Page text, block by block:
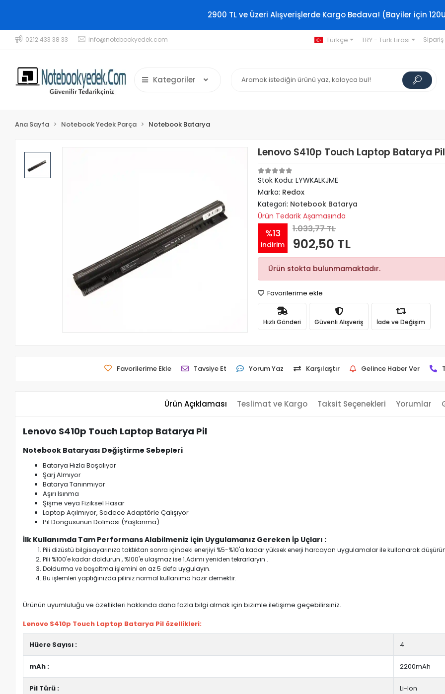
2900 TL ve Üzeri Alışverişlerde Kargo Bedava! (Bayiler için
0212 433 38 33 info@notebookyedek.com Türkçe TRY - Türk Lirası
Kategoriler
Ana Sayfa Notebook Yedek Parça Notebook Batarya
Lenovo S410p Touch Laptop Batarya Pil
Stok Kodu: LYWKALKJME
Marka: Redox
Kategori: Notebook Batarya
Ürün Tedarik Aşamasında
%13
indirim
1.033,77 TL
902,50 TL
Ürün stokta bulunmamaktadır.
Favorilerime ekle
Hızlı Gönderi Güvenli Alışveriş İade ve Değişim
Favorilerime Ekle Tavsiye Et Yorum Yaz Karşılaştır Gelince Haber Ver
Ürün Açıklaması Teslimat ve Kargo Taksit Seçenekleri Yorumlar
Lenovo S410p Touch Laptop Batarya Pil
Notebook Bataryası Değiştirme Sebepleri
Batarya Hızla Boşalıyor
Şarj Almıyor
Batarya Tanınmıyor
Aşırı Isınma
Şişme veya Fiziksel Hasar
Laptop Açılmıyor, Sadece Adaptörle Çalışıyor
Pil Döngüsünün Dolması (Yaşlanma)
İlk Kullanımda Tam Performans Alabilmeniz için Uygulamanız Gereken İp Uçları :
Pili dizüstü bilgisayarınıza taktıktan sonra içindeki enerjiyi %5-%10'a kadar yüksek enerji harcayan uygulamalar ile kullanarak
Pili %100'e kadar doldurun , %100'e ulaşmaz ise 1.Adımı yeniden tekrarlaryın .
Doldurma ve boşaltma işlemini en az 5 defa uygulayın.
Bu işlemleri yaptığınızda piliniz normal kullanıma hazır demektir.
Ürünün uyumluluğu ve özellikleri hakkında daha fazla bilgi almak için bizimle iletişime geçebilirsiniz.
Lenovo S410p Touch Laptop Batarya Pil özellikleri:
Hücre Sayısı : 4
mAh : 2200mAh
Pil Türü : Li-Ion